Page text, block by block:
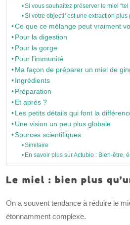
Si vous souhaitez préserver le miel “tel
Si votre objectif est une extraction plus
Ce que ce mélange peut vraiment
Pour la digestion
Pour la gorge
Pour l’immunité
Ma façon de préparer un miel de
Ingrédients
Préparation
Et après ?
Les petits détails qui font la
Une vision un peu plus globale
Sources scientifiques
Similaire
En savoir plus sur Actubio : Bien-être,
Le miel : bien plus
On a souvent tendance à réduire le
étonnamment complexe.